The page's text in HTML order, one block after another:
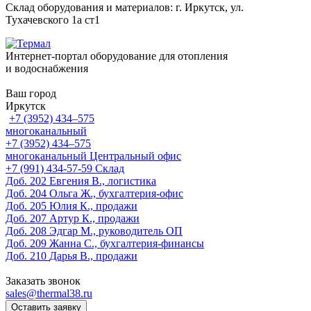
Склад оборудования и материалов: г. Иркутск, ул.
Тухачевского 1а ст1
Интернет-портал оборудование для отопления
и водоснабжения
Ваш город
Иркутск
+7 (3952) 434‒575
многоканальный
+7 (3952) 434‒575
многоканальный Центральный офис
‎+7 (991) 434-57-59 Склад
Доб. 202 Евгения В., логистика
Доб. 204 Ольга Ж., бухгалтерия-офис
Доб. 205 Юлия К., продажи
Доб. 207 Артур К., продажи
Доб. 208 Эдгар М., руководитель ОП
Доб. 209 Жанна С., бухгалтерия-финансы
Доб. 210 Дарья В., продажи
Заказать звонок
sales@thermal38.ru
Оставить заявку